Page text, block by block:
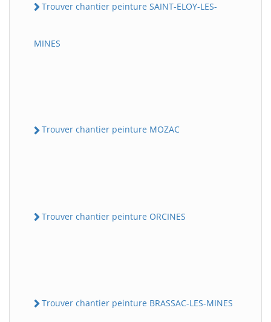
Trouver chantier peinture SAINT-ELOY-LES-
MINES
Trouver chantier peinture MOZAC
Trouver chantier peinture ORCINES
Trouver chantier peinture BRASSAC-LES-MINES